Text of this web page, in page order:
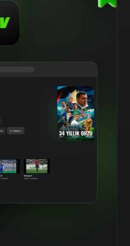
Кристин